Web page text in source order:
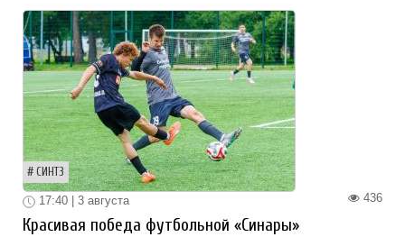
СИНТЗ
436
17:40 | 3 августа
Красивая победа футбольной «Синары»